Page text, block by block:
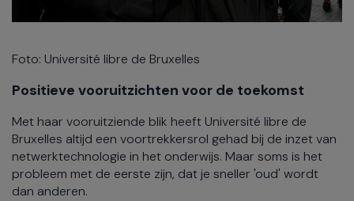
Foto: Université libre de Bruxelles
Positieve vooruitzichten voor de toekomst
Met haar vooruitziende blik heeft Université libre de
Bruxelles altijd een voortrekkersrol gehad bij de inzet van
netwerktechnologie in het onderwijs. Maar soms is het
probleem met de eerste zijn, dat je sneller 'oud' wordt
dan anderen.